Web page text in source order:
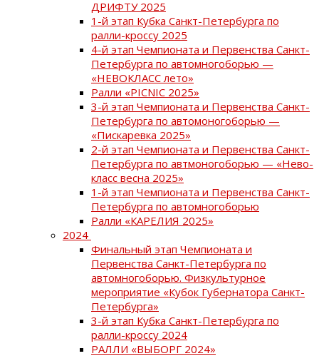
ДРИФТУ 2025
1-й этап Кубка Санкт-Петербурга по
ралли-кроссу 2025
4-й этап Чемпионата и Первенства Санкт-
Петербурга по автомногоборью —
«НЕВОКЛАСС лето»
Ралли «PICNIC 2025»
3-й этап Чемпионата и Первенства Санкт-
Петербурга по автомоногоборью —
«Пискаревка 2025»
2-й этап Чемпионата и Первенства Санкт-
Петербурга по автмоногоборью — «Нево-
класс весна 2025»
1-й этап Чемпионата и Первенства Санкт-
Петербурга по автомногоборью
Ралли «КАРЕЛИЯ 2025»
2024
Финальный этап Чемпионата и
Первенства Санкт-Петербурга по
автомногоборью. Физкультурное
мероприятие «Кубок Губернатора Санкт-
Петербурга»
3-й этап Кубка Санкт-Петербурга по
ралли-кроссу 2024
РАЛЛИ «ВЫБОРГ 2024»